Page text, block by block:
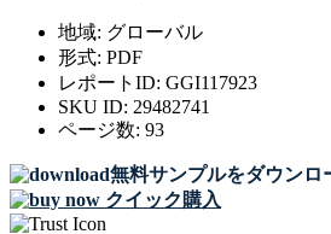
地域: グローバル
形式: PDF
レポートID: GGI117923
SKU ID: 29482741
ページ数: 93
無料サンプルをダウンロ
クイック購入